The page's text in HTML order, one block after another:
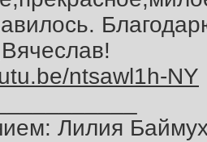
ntsawl1h-NY
Лилия